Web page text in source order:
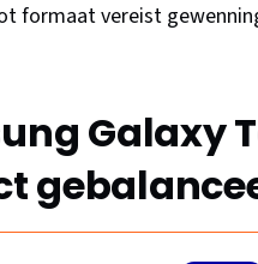
formaat vereist
Galaxy